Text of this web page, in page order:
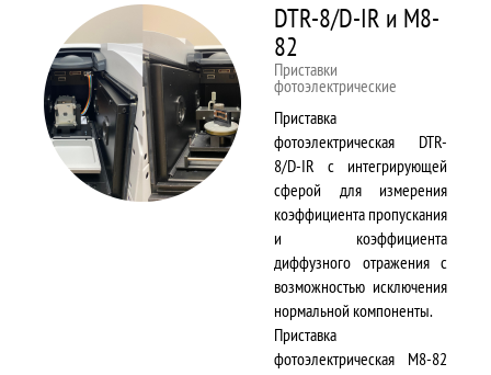
DTR-8/D-IR и М8-
82
Приставки
фотоэлектрические
Приставка
фотоэлектрическая DTR-
8/D-IR с интегрирующей
сферой для измерения
коэффициента пропускания
и коэффициента
диффузного отражения с
возможностью исключения
нормальной компоненты.
Приставка
фотоэлектрическая М8-82